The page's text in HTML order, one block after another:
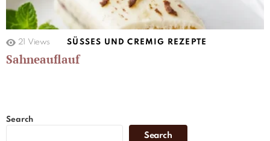
21 Views SÜSSES UND CREMIG REZEPTE
Sahneauflauf
Search
Search